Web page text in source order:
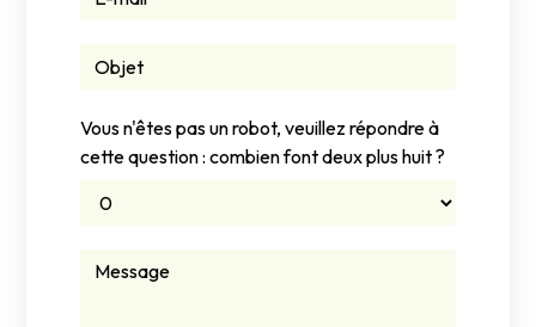
Vous n'êtes pas un robot, veuillez répondre à
cette question : combien font deux plus huit ?